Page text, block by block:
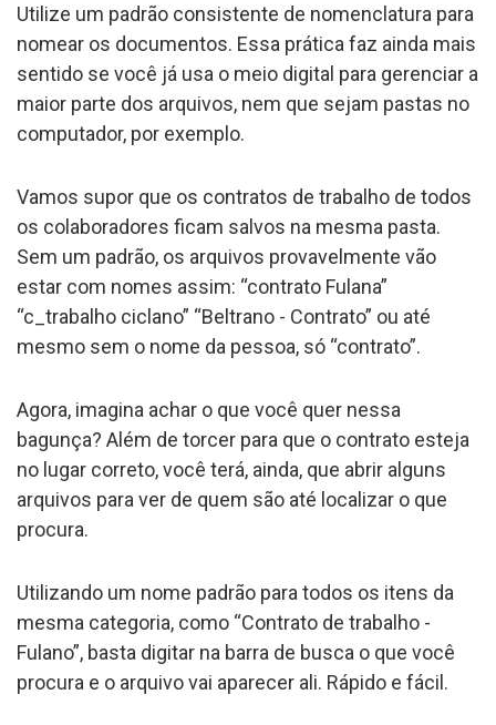
Utilize um padrão consistente de nomenclatura para
nomear os documentos. Essa prática faz ainda mais
sentido se você já usa o meio digital para gerenciar a
maior parte dos arquivos, nem que sejam pastas no
computador, por exemplo.
Vamos supor que os contratos de trabalho de todos
os colaboradores ficam salvos na mesma pasta.
Sem um padrão, os arquivos provavelmente vão
estar com nomes assim: “contrato Fulana”
“c_trabalho ciclano” “Beltrano - Contrato” ou até
mesmo sem o nome da pessoa, só “contrato”.
Agora, imagina achar o que você quer nessa
bagunça? Além de torcer para que o contrato esteja
no lugar correto, você terá, ainda, que abrir alguns
arquivos para ver de quem são até localizar o que
procura.
Utilizando um nome padrão para todos os itens da
mesma categoria, como “Contrato de trabalho -
Fulano”, basta digitar na barra de busca o que você
procura e o arquivo vai aparecer ali. Rápido e fácil.